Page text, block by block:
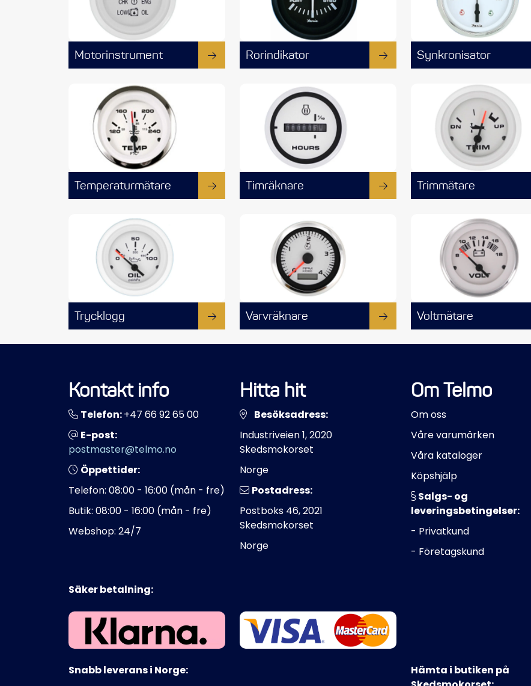
Motorinstrument Rorindikator Synkronisator
Temperaturmätare Timräknare Trimmätare
Trycklogg Varvräknare Voltmätare
Kontakt info
Telefon:+47 66 92 65 00
E-post:
postmaster@telmo.no
Öppettider:
Telefon: 08:00 - 16:00 (mån - fre)
Butik: 08:00 - 16:00 (mån - fre)
Webshop: 24/7
Hitta hit
Besöksadress:
Industriveien 1, 2020
Skedsmokorset
Norge
Postadress:
Postboks 46, 2021
Skedsmokorset
Norge
Om Telmo
Om oss
Våre varumärken
Våra kataloger
Köpshjälp
Salgs- og
leveringsbetingelser:
- Privatkund
- Företagskund
Säker betalning:
Snabb leverans i Norge:
Hämta i butiken på